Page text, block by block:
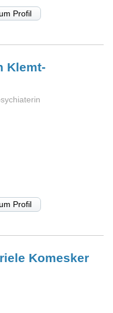
Profil
Klemt-
Profil
Komesker